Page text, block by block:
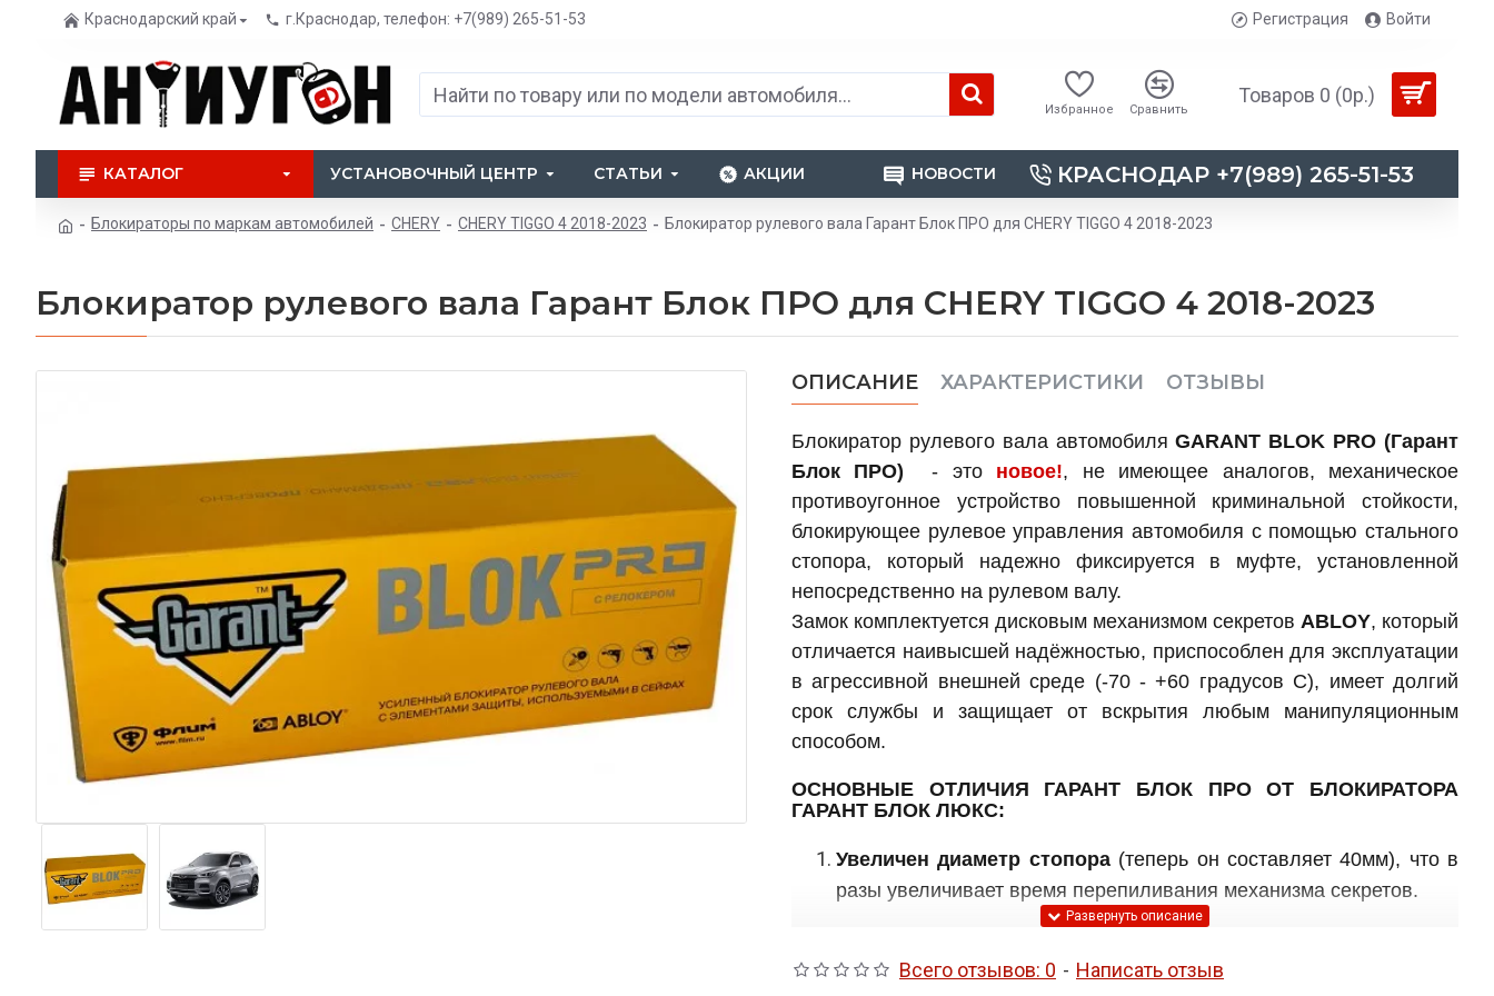
Краснодарский край г.Краснодар, телефон: +7(989) 265-51-53 Регистрация Войти
Избранное Сравнить
Товаров 0 (0р.)
КАТАЛОГ УСТАНОВОЧНЫЙ ЦЕНТР СТАТЬИ АКЦИИ НОВОСТИ КРАСНОДАР +7(989) 265-51-53
Блокираторы по маркам автомобилей CHERY CHERY TIGGO 4 2018-2023 Блокиратор рулевого вала Гарант Блок ПРО для CHERY TIGGO 4 2018-2023
Блокиратор рулевого вала Гарант Блок ПРО для CHERY TIGGO 4 2018-2023
ОПИСАНИЕ ХАРАКТЕРИСТИКИ ОТЗЫВЫ
Блокиратор рулевого вала автомобиляGARANT BLOK PRO (Гарант
Блок ПРО)- это новое!, не имеющее аналогов, механическое
противоугонное устройство повышенной криминальной стойкости,
блокирующее рулевое управления автомобиля с помощью стального
стопора, который надежно фиксируется в муфте, установленной
непосредственно на рулевом валу.
Замок комплектуется дисковым механизмом секретов ABLOY, который
отличается наивысшей надёжностью, приспособлен для эксплуатации
в агрессивной внешней среде (-70 - +60 градусов C), имеет долгий
срок службы и защищает от вскрытия любым манипуляционным
способом.
ОСНОВНЫЕ ОТЛИЧИЯ ГАРАНТ БЛОК ПРО ОТ БЛОКИРАТОРА
ГАРАНТ БЛОК ЛЮКС:
Увеличен диаметр стопора(теперь он составляет 40мм), что в
разы увеличивает время перепиливания механизма секретов.
полностью закрывает крепление муфты (так называемые "уши")
Всего отзывов: 0 - Написать отзыв